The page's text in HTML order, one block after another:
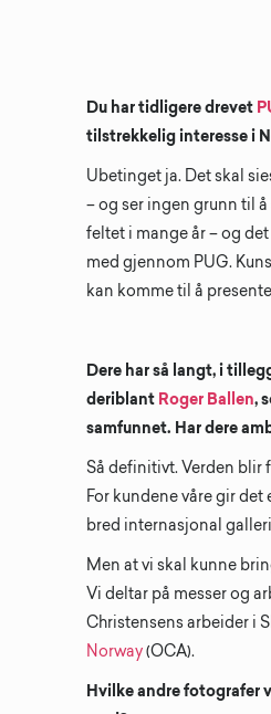
Du har tidligere drevet
tilstrekkelig interesse i
Ubetinget ja. Det skal
– og ser ingen grunn til å
feltet i mange år – og
med gjennom PUG.
kan komme til å
Dere har så langt, i
deriblant Roger Ballen,
samfunnet. Har dere
Så definitivt. Verden blir
For kundene våre gir
bred internasjonal
Men at vi skal kunne
Vi deltar på messer og
Christensens arbeider i
Norway (OCA).
Hvilke andre fotografer